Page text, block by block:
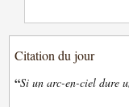
Citation du jour
“Si un arc-en-ciel dure